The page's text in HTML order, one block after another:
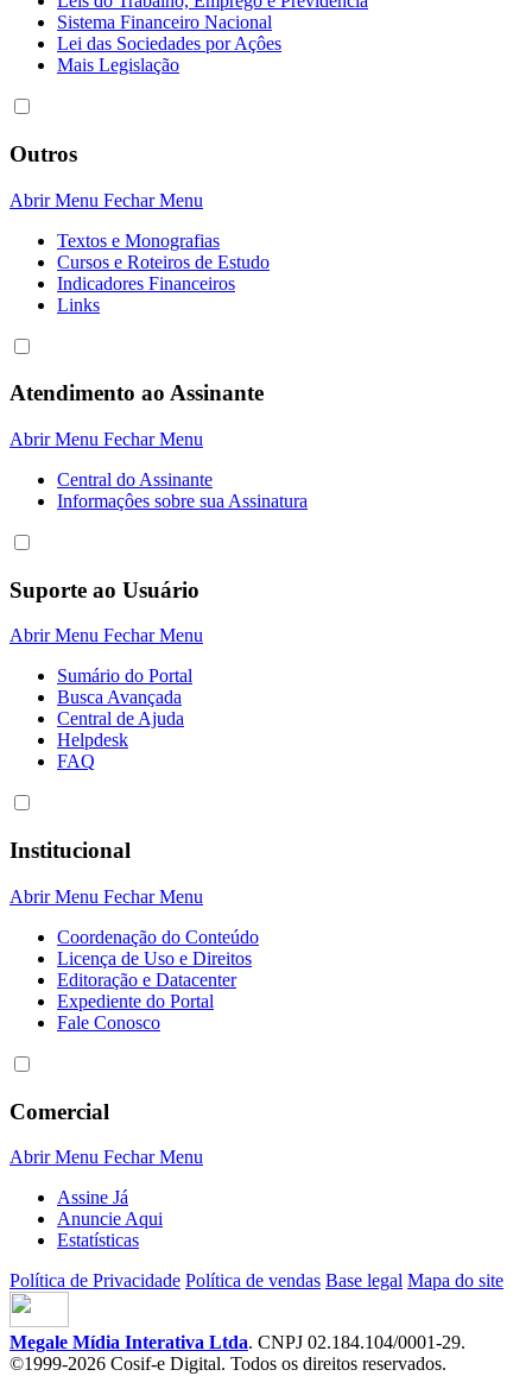
Sistema Financeiro Nacional
Lei das Sociedades por Açôes
Mais Legislação
Outros
Abrir Menu Fechar Menu
Textos e Monografias
Cursos e Roteiros de Estudo
Indicadores Financeiros
Links
Atendimento ao Assinante
Abrir Menu Fechar Menu
Central do Assinante
Informaçôes sobre sua Assinatura
Suporte ao Usuário
Abrir Menu Fechar Menu
Sumário do Portal
Busca Avançada
Central de Ajuda
Helpdesk
FAQ
Institucional
Abrir Menu Fechar Menu
Coordenação do Conteúdo
Licença de Uso e Direitos
Editoração e Datacenter
Expediente do Portal
Fale Conosco
Comercial
Abrir Menu Fechar Menu
Assine Já
Anuncie Aqui
Estatísticas
Política de Privacidade Política de vendas Base legal Mapa do site
Megale Mídia Interativa Ltda. CNPJ 02.184.104/0001-29.
©1999-2026 Cosif-e Digital. Todos os direitos reservados.